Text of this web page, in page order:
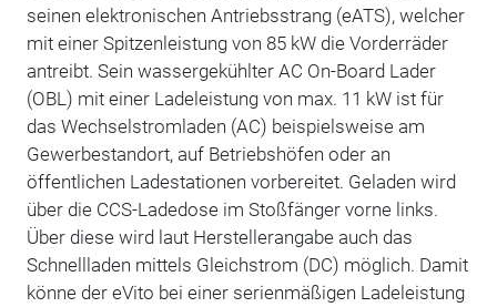
seinen elektronischen Antriebsstrang (eATS), welcher
mit einer Spitzenleistung von 85 kW die Vorderräder
antreibt. Sein wassergekühlter AC On-Board Lader
(OBL) mit einer Ladeleistung von max. 11 kW ist für
das Wechselstromladen (AC) beispielsweise am
Gewerbestandort, auf Betriebshöfen oder an
öffentlichen Ladestationen vorbereitet. Geladen wird
über die CCS-Ladedose im Stoßfänger vorne links.
Über diese wird laut Herstellerangabe auch das
Schnellladen mittels Gleichstrom (DC) möglich. Damit
könne der eVito bei einer serienmäßigen Ladeleistung